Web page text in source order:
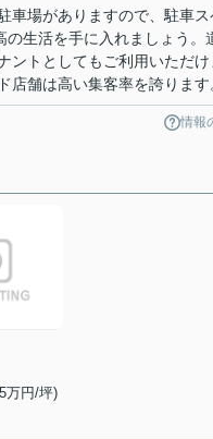
車場がありますので、駐車ス
生活を手に入れましょう。
ントとしてもご利用いただけ
店舗は高い集客率を誇ります
情報
万円/坪)